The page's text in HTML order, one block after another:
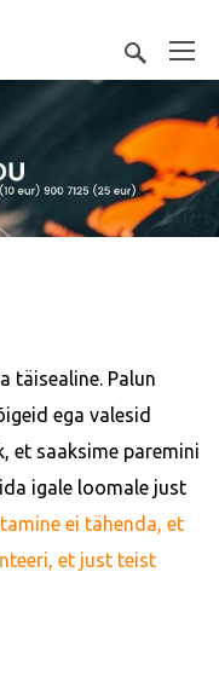
täisealine. Palun
ega valesid
et saaksime paremini
igale loomale just
ei tähenda, et
et just teist